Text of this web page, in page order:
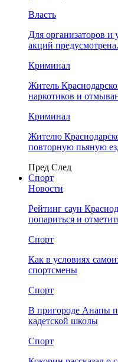
Власть
Для организаторов
акций
Криминал
Житель
наркотиков и
Криминал
Жителю
повторную пьяную
Пред След
Спорт
Новости
Рейтинг саун
попариться и
Спорт
Как в условиях
спортсмены
Спорт
В пригороде Анапы
кадетской школы
Спорт